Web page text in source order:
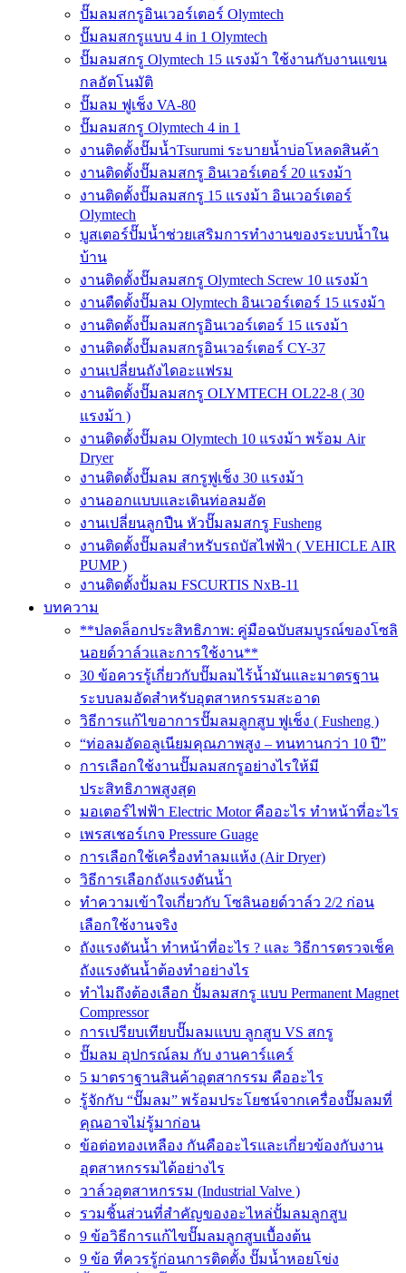
ปั๊มลมสกรูอินเวอร์เตอร์ Olymtech
ปั๊มลมสกรูแบบ 4 in 1 Olymtech
ปั๊มลมสกรู Olymtech 15 แรงม้า ใช้งานกับงานแขน
กลอัตโนมัติ
ปั๊มลม ฟูเช็ง VA-80
ปั๊มลมสกรู Olymtech 4 in 1
งานติดตั้งปั๊มน้ำTsurumi ระบายน้ำบ่อโหลดสินค้า
งานติดตั้งปั๊มลมสกรู อินเวอร์เตอร์ 20 แรงม้า
งานติดตั้งปั๊มลมสกรู 15 แรงม้า อินเวอร์เตอร์
Olymtech
บูสเตอร์ปั๊มน้ำช่วยเสริมการทำงานของระบบน้ำใน
บ้าน
งานติดตั้งปั๊มลมสกรู Olymtech Screw 10 แรงม้า
งานตืดตั้งปั๊มลม Olymtech อินเวอร์เตอร์ 15 แรงม้า
งานติดตั้งปั๊มลมสกรูอินเวอร์เตอร์ 15 แรงม้า
งานติดตั้งปั๊มลมสกรูอินเวอร์เตอร์ CY-37
งานเปลี่ยนถังไดอะแฟรม
งานติดตั้งปั๊มลมสกรู OLYMTECH OL22-8 ( 30
แรงม้า )
งานติดตั้งปั๊มลม Olymtech 10 แรงม้า พร้อม Air
Dryer
งานติดตั้งปั๊มลม สกรูฟูเช็ง 30 แรงม้า
งานออกแบบและเดินท่อลมอัด
งานเปลี่ยนลูกปืน หัวปั๊มลมสกรู Fusheng
งานติดตั้งปั๊มลมสำหรับรถบัสไฟฟ้า ( VEHICLE AIR
PUMP )
งานติดตั้งปั้มลม FSCURTIS NxB-11
บทความ
**ปลดล็อกประสิทธิภาพ: คู่มือฉบับสมบูรณ์ของโซลิ
นอยด์วาล์วและการใช้งาน**
30 ข้อควรรู้เกี่ยวกับปั๊มลมไร้น้ำมันและมาตรฐาน
ระบบลมอัดสำหรับอุตสาหกรรมสะอาด
วิธีการแก้ไขอาการปั๊มลมลูกสูบ ฟูเช็ง ( Fusheng )
“ท่อลมอัดอลูเนียมคุณภาพสูง – ทนทานกว่า 10 ปี”
การเลือกใช้งานปั๊มลมสกรูอย่างไรให้มี
ประสิทธิภาพสูงสุด
มอเตอร์ไฟฟ้า Electric Motor คืออะไร ทำหน้าที่อะไร
เพรสเชอร์เกจ Pressure Guage
การเลือกใช้เครื่องทำลมแห้ง (Air Dryer)
วิธีการเลือกถังแรงดันน้ำ
ทำความเข้าใจเกี่ยวกับ โซลินอยด์วาล์ว 2/2 ก่อน
เลือกใช้งานจริง
ถังแรงดันน้ำ ทำหน้าที่อะไร ? และ วิธีการตรวจเช็ค
ถังแรงดันน้ำต้องทำอย่างไร
ทำไมถึงต้องเลือก ปั้มลมสกรู แบบ Permanent Magnet
Compressor
การเปรียบเทียบปั๊มลมแบบ ลูกสูบ VS สกรู
ปั๊มลม อุปกรณ์ลม กับ งานคาร์แคร์
5 มาตราฐานสินค้าอุตสากรรม คืออะไร
รู้จักกับ “ปั๊มลม” พร้อมประโยชน์จากเครื่องปั๊มลมที่
คุณอาจไม่รู้มาก่อน
ข้อต่อทองเหลือง กันคืออะไรและเกี่ยวข้องกับงาน
อุตสาหกรรมได้อย่างไร
วาล์วอุตสาหกรรม (Industrial Valve )
รวมชิ้นส่วนที่สำคัญของอะไหล่ปั้มลมลูกสูบ
9 ข้อวิธีการแก้ไขปั๊มลมลูกสูบเบื้องต้น
9 ข้อ ที่ควรรู้ก่อนการติดตั้ง ปั๊มน้ำหอยโข่ง